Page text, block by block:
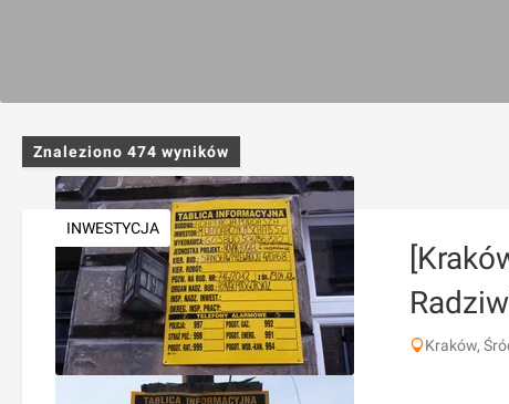
Znaleziono 474 wyników
INWESTYCJA
Kraków,